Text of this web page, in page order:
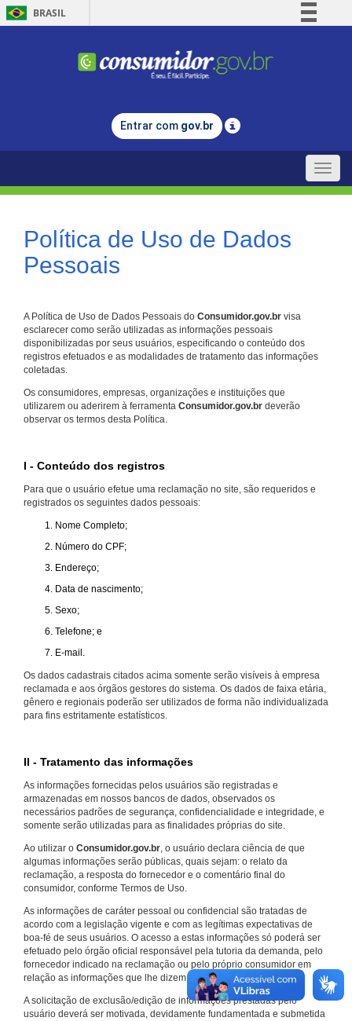
BRASIL
Comunica BR
Legislação
Entrar com gov.br
Toggle
Política de Uso de Dados
Pessoais
A Política de Uso de Dados Pessoais do Consumidor.gov.br visa
esclarecer como serão utilizadas as informações pessoais
disponibilizadas por seus usuários, especificando o conteúdo dos
registros efetuados e as modalidades de tratamento das informações
coletadas.
Os consumidores, empresas, organizações e instituições que
utilizarem ou aderirem à ferramenta Consumidor.gov.br deverão
observar os termos desta Política.
I - Conteúdo dos registros
Para que o usuário efetue uma reclamação no site, são requeridos e
registrados os seguintes dados pessoais:
Nome Completo;
Número do CPF;
Endereço;
Data de nascimento;
Sexo;
Telefone; e
E-mail.
Os dados cadastrais citados acima somente serão visíveis à empresa
reclamada e aos órgãos gestores do sistema. Os dados de faixa etária,
gênero e regionais poderão ser utilizados de forma não individualizada
para fins estritamente estatísticos.
II - Tratamento das informações
As informações fornecidas pelos usuários são registradas e
armazenadas em nossos bancos de dados, observados os
necessários padrões de segurança, confidencialidade e integridade, e
somente serão utilizadas para as finalidades próprias do site.
Ao utilizar o Consumidor.gov.br, o usuário declara ciência de que
algumas informações serão públicas, quais sejam: o relato da
reclamação, a resposta do fornecedor e o comentário final do
consumidor, conforme Termos de Uso.
As informações de caráter pessoal ou confidencial são tratadas de
acordo com a legislação vigente e com as legítimas expectativas de
boa-fé de seus usuários. O acesso a estas informações só poderá ser
efetuado pelo órgão oficial responsável pela tutoria da demanda, pelo
fornecedor indicado na reclamação ou pelo próprio consumidor em
relação as informações que lhe dizem respeito.
A solicitação de exclusão/edição de informações prestadas pelo
usuário deverá ser motivada, devidamente fundamentada e submetida